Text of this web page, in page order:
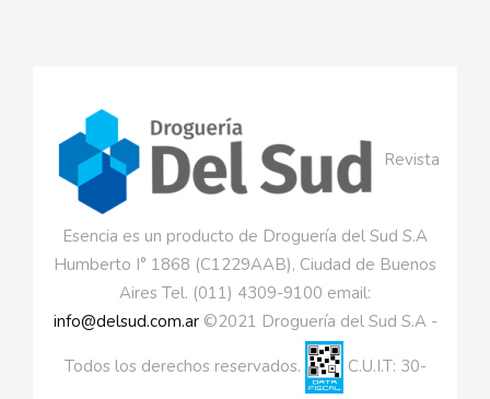
Revista
Esencia es un producto de Droguería del Sud S.A
Humberto I° 1868 (C1229AAB), Ciudad de Buenos
Aires Tel. (011) 4309-9100 email:
info@delsud.com.ar©2021 Droguería del Sud S.A -
Todos los derechos reservados. C.U.I.T: 30-